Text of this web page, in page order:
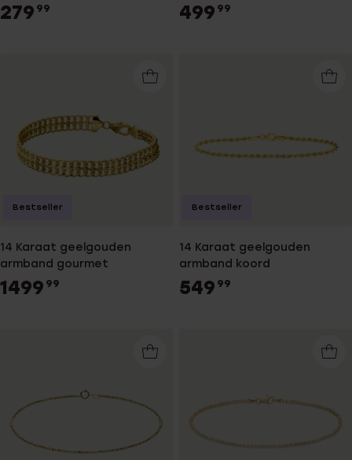
279 99 499 99
14 Karaat geelgouden
armband gourmet
1499 99
Bestseller
14 Karaat geelgouden
armband koord
549 99
Bestseller